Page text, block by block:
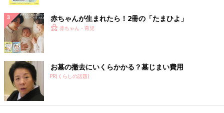
なっている状態のことを指しています。別名「ストレートネッ
ク」とも言われ正常な前腕角度は30～40度ですがストレートネ
ックは30度以下。もともと何らかの影響でストレートネックにな
っている人もいますが、さらにスマホの長時間利用で首の生理的
なカーブがなくなり症状がひどくなります。
ストレートネックによりさらに肩こり、眼精疲労、ドライアイ、
スマホ肘、頭痛、めまい、不眠、鬱症状、美容への影響など幅広
い問題を引き起こしてしまうことも多いとされています。不調の
原因はもしかしてスマホ首からかもしれません。
赤ちゃんが生まれたら！2冊の「たまひよ」
赤ちゃん・育児
お墓の撤去にいくらかかる？墓じまい費用
PR(くらしの話題)